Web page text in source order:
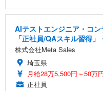
AIテストエンジニア・コ
「正社員/QAスキル習得
株式会社Meta Sales
埼玉県
月給28万5,500円～50万
正社員